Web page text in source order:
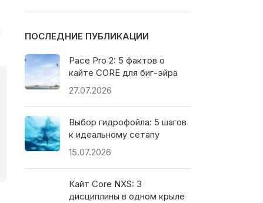
ПОСЛЕДНИЕ ПУБЛИКАЦИИ
Pace Pro 2: 5 фактов о
кайте CORE для биг-эйра
27.07.2026
Выбор гидрофойла: 5 шагов
к идеальному сетапу
15.07.2026
Кайт Core NXS: 3
дисциплины в одном крыле